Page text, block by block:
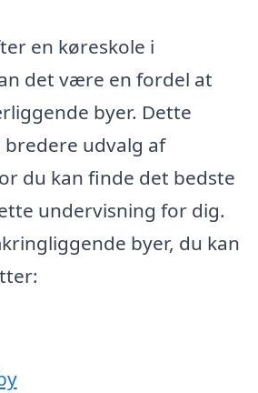
en køreskole i
det være en fordel at
byer. Dette
udvalg af
du kan finde det bedste
undervisning for dig.
byer, du kan